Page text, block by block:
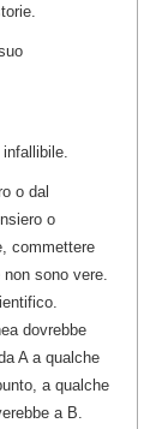
o dal
o
commettere
sono vere.
dovrebbe
A a qualche
a qualche
a B.